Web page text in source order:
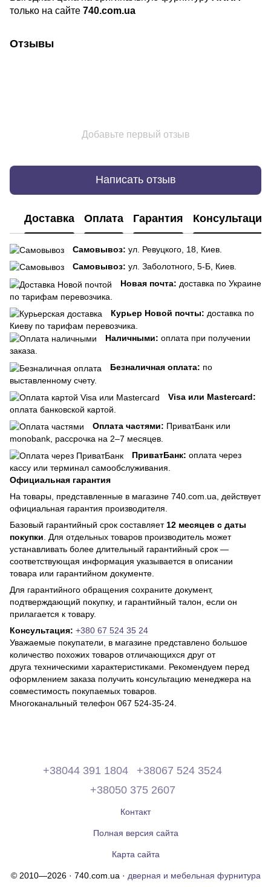
только на сайте 740.com.ua
Отзывы
Добавьте первый отзыв
Написать отзыв
Доставка Оплата Гарантия Консультация
Самовывоз: ул. Ревуцкого, 18, Киев.
Самовывоз: ул. Заболотного, 5-Б, Киев.
Новая почта: доставка по Украине
по тарифам перевозчика.
Курьер Новой почты: доставка по
Киеву по тарифам перевозчика.
Наличными: оплата при получении
заказа.
Безналичная оплата: по
выставленному счету.
Visa или Mastercard:
оплата банковской картой.
Оплата частями: ПриватБанк или
monobank, рассрочка на 2–7 месяцев.
ПриватБанк: оплата через
кассу или терминал самообслуживания.
Официальная гарантия
На товары, представленные в магазине 740.com.ua, действует
официальная гарантия производителя.
Базовый гарантийный срок составляет12 месяцев с даты
покупки. Для отдельных товаров производитель может
устанавливать более длительный гарантийный срок —
соответствующая информация указывается в описании
товара или гарантийном документе.
Для гарантийного обращения сохраните документ,
подтверждающий покупку, и гарантийный талон, если он
прилагается к товару.
Консультация: +380 67 524 35 24
Уважаемые покупатели, в магазине представлено большое
количество похожих товаров отличающихся друг от
друга техническими характеристиками. Рекомендуем перед
оформлением заказа получить консультацию менеджера на
совместимость покупаемых товаров.
Многоканальный телефон 067 524-35-24.
+38044 391 1804
+38067 524 3524
+38050 375 2607
Контакт
Полная версия сайта
Карта сайта
© 2010—2026 · 740.com.ua · дверная и мебельная фурнитура